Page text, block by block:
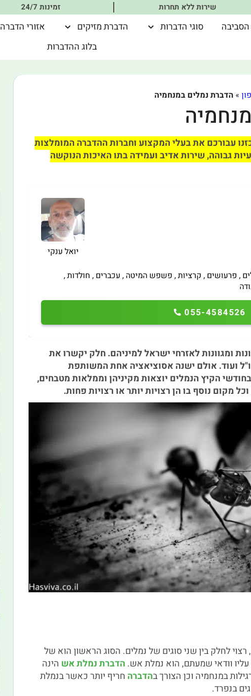
שירות ללא תחרות זמינות 24/7
סוגי הדברות הדברת מזיקים אזורי הדברה
בלוג ההדברות
» הדברת נמלים במנחמיה
עבורכם את בעלי המקצוע וחברות ההדברה המומלצות
גבוהה, שירות אדיב ועמידה בתו האיכות הנוקשה
יואל ענקי
055-4584526
, פרעושים , קרציות , פשפש המיטה , עכברים , חולדות ,
ומגוונות לאזרחי ישראל למיניהם. חלק יקשרו את
ועוד. אולם ישנה אסוציאציה אחת המשותפת
הקיץ הנמלים יוצאות מקיניהן וממלאות מטבחים,
מקום נוסף בו הן רצויות יותר או רצויות פחות.
לחלק בין שני סוגים של נמלים. הסוג הראשון הוא של
עליו וודאי שמעתם, הוא נמלת אש. הדברת נמלת אש הינה
במנחמיה וכן הצורך בהדברה חריף יותר כאשר בנמלת
בנפרד.